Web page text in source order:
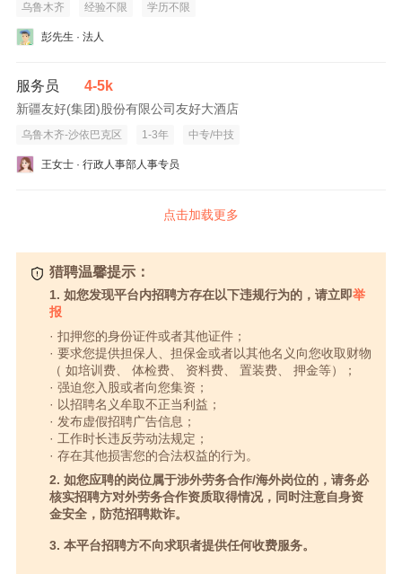
乌鲁木齐 经验不限 学历不限
彭先生 · 法人
服务员 4-5k
新疆友好(集团)股份有限公司友好大酒店
乌鲁木齐-沙依巴克区 1-3年 中专/中技
王女士 · 行政人事部人事专员
点击加载更多
猎聘温馨提示：
1. 如您发现平台内招聘方存在以下违规行为的，请立即举
报
· 扣押您的身份证件或者其他证件；
· 要求您提供担保人、担保金或者以其他名义向您收取财物
（ 如培训费、 体检费、 资料费、 置装费、 押金等）；
· 强迫您入股或者向您集资；
· 以招聘名义牟取不正当利益；
· 发布虚假招聘广告信息；
· 工作时长违反劳动法规定；
· 存在其他损害您的合法权益的行为。
2. 如您应聘的岗位属于涉外劳务合作/海外岗位的，请务必
核实招聘方对外劳务合作资质取得情况，同时注意自身资
金安全，防范招聘欺诈。
3. 本平台招聘方不向求职者提供任何收费服务。